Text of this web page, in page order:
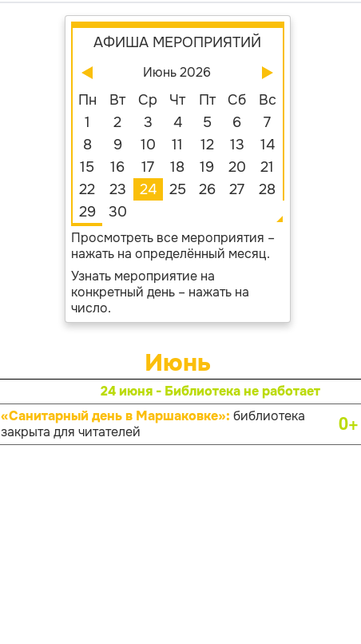
АФИША МЕРОПРИЯТИЙ
Июнь 2026
Пн Вт Ср Чт Пт Сб
Вс
1
2 3 4 5 6
7
8
9 10 11 12 13
14
15
16 17 18 19 20
21
22
23 24 25 26 27
28
29
30
Просмотреть все мероприятия –
нажать на определённый месяц.
Узнать мероприятие на
конкретный день – нажать на
число.
Июнь
24 июня - Библиотека не работает
«Санитарный день в Маршаковке»: библиотека
закрыта для читателей
0+